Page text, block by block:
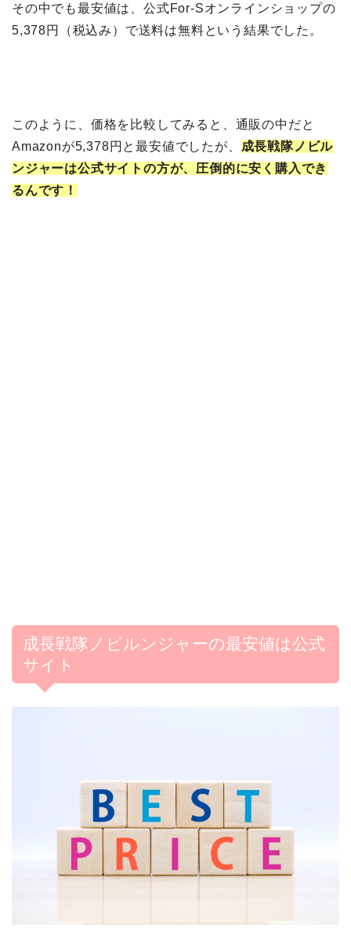
その中でも最安値は、公式For-Sオンラインショップの
5,378円（税込み）で送料は無料という結果でした。
このように、価格を比較してみると、通販の中だと
Amazonが5,378円と最安値でしたが、 成長戦隊ノビル
ンジャーは公式サイトの方が、圧倒的に安く購入でき
るんです！
成長戦隊ノビルンジャーの最安値は公式
サイト